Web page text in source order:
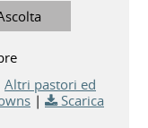
Altri pastori ed
|
Scarica